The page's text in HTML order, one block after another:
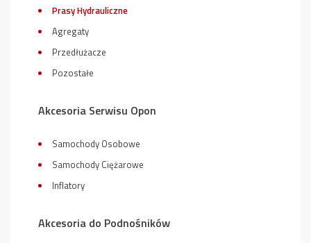
Prasy Hydrauliczne
Agregaty
Przedłużacze
Pozostałe
Akcesoria Serwisu Opon
Samochody Osobowe
Samochody Ciężarowe
Inflatory
Akcesoria do Podnośników